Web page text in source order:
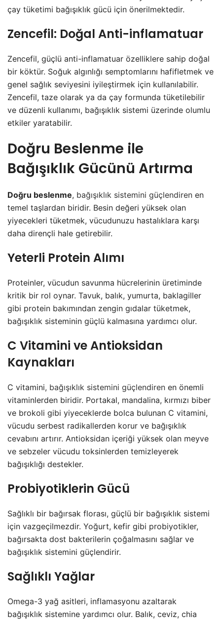
çay tüketimi bağışıklık gücü için önerilmektedir.
Zencefil: Doğal Anti-inflamatuar
Zencefil, güçlü anti-inflamatuar özelliklere sahip doğal
bir köktür. Soğuk algınlığı semptomlarını hafifletmek ve
genel sağlık seviyesini iyileştirmek için kullanılabilir.
Zencefil, taze olarak ya da çay formunda tüketilebilir
ve düzenli kullanımı, bağışıklık sistemi üzerinde olumlu
etkiler yaratabilir.
Doğru Beslenme ile
Bağışıklık Gücünü Artırma
Doğru beslenme, bağışıklık sistemini güçlendiren en
temel taşlardan biridir. Besin değeri yüksek olan
yiyecekleri tüketmek, vücudunuzu hastalıklara karşı
daha dirençli hale getirebilir.
Yeterli Protein Alımı
Proteinler, vücudun savunma hücrelerinin üretiminde
kritik bir rol oynar. Tavuk, balık, yumurta, baklagiller
gibi protein bakımından zengin gıdalar tüketmek,
bağışıklık sisteminin güçlü kalmasına yardımcı olur.
C Vitamini ve Antioksidan
Kaynakları
C vitamini, bağışıklık sistemini güçlendiren en önemli
vitaminlerden biridir. Portakal, mandalina, kırmızı biber
ve brokoli gibi yiyeceklerde bolca bulunan C vitamini,
vücudu serbest radikallerden korur ve bağışıklık
cevabını artırır. Antioksidan içeriği yüksek olan meyve
ve sebzeler vücudu toksinlerden temizleyerek
bağışıklığı destekler.
Probiyotiklerin Gücü
Sağlıklı bir bağırsak florası, güçlü bir bağışıklık sistemi
için vazgeçilmezdir. Yoğurt, kefir gibi probiyotikler,
bağırsakta dost bakterilerin çoğalmasını sağlar ve
bağışıklık sistemini güçlendirir.
Sağlıklı Yağlar
Omega-3 yağ asitleri, inflamasyonu azaltarak
bağışıklık sistemine yardımcı olur. Balık, ceviz, chia